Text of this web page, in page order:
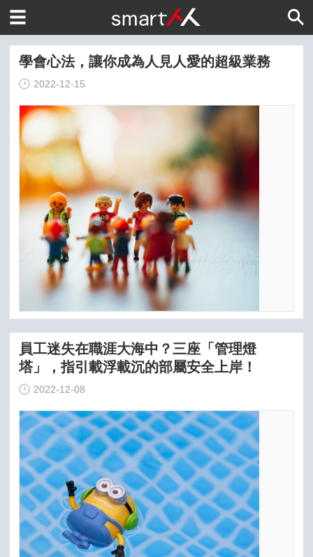
學會心法，讓你成為人見人愛的超級業務
2022-12-15
員工迷失在職涯大海中？三座「管理燈
塔」，指引載浮載沉的部屬安全上岸！
2022-12-08